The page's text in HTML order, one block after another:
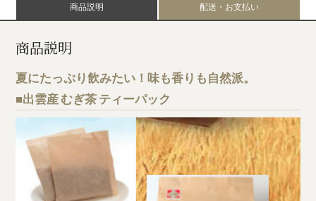
商品説明 配送・お支払い
商品説明
夏にたっぷり飲みたい！味も香りも自然派。
■出雲産 むぎ茶 ティーパック